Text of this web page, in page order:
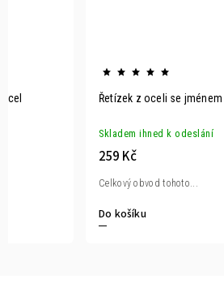
Řetízek z oceli se
Skladem ihned k odeslání
259 Kč
Do košíku
Celkový obvod tohoto...